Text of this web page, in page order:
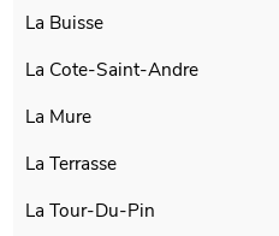
La Buisse
La Cote-Saint-Andre
La Mure
La Terrasse
La Tour-Du-Pin